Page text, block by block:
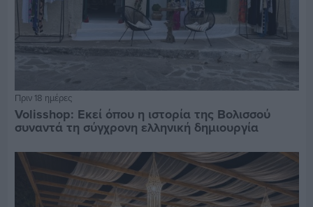
Πριν 18 ημέρες
Volisshop: Εκεί όπου η ιστορία της Βολισσού
συναντά τη σύγχρονη ελληνική δημιουργία